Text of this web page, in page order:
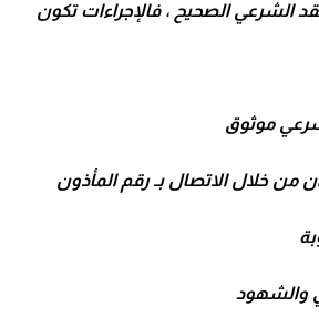
الشرعي الصحيح ، فالإجراءات تكون
موثوق
من خلال الاتصال بـرقم المأذون
والشهود